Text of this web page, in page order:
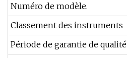
Numéro de modèle.
Classement des instruments
Période de garantie de qualité